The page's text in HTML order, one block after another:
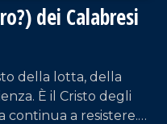
dei Calabresi
della lotta, della
È il Cristo degli
continua a resistere.